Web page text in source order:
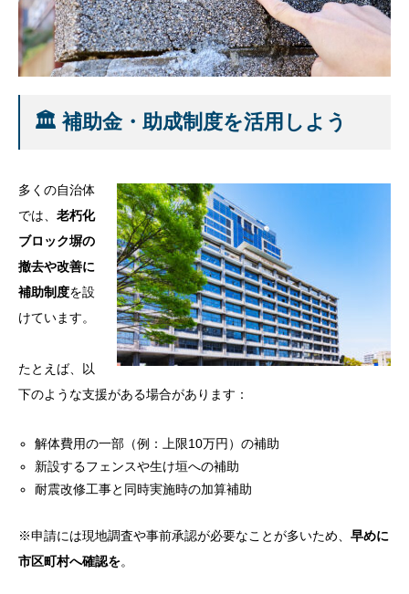
🏛️ 補助金・助成制度を活用しよう
多くの自治体
では、 老朽化
ブロック塀の
撤去や改善に
補助制度を設
けています。
たとえば、以
下のような支援がある場合があります：
解体費用の一部（例：上限10万円）の補助
新設するフェンスや生け垣への補助
耐震改修工事と同時実施時の加算補助
※申請には現地調査や事前承認が必要なことが多いため、 早めに
市区町村へ確認を。